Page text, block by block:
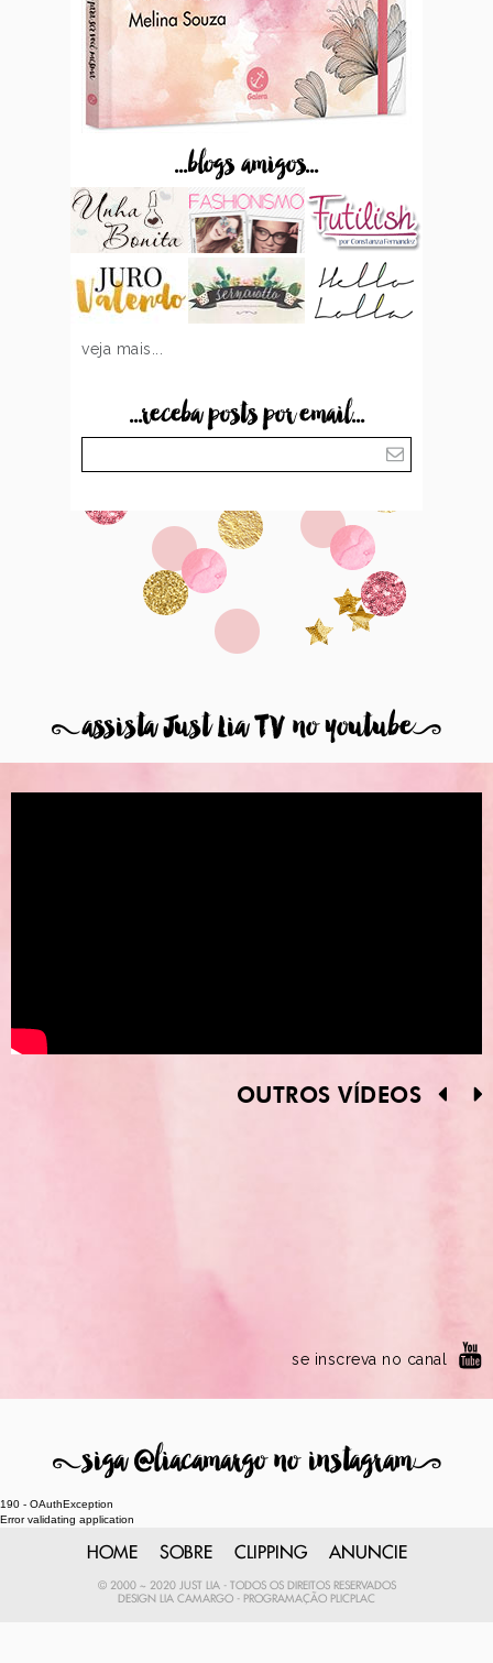
...blogs amigos...
veja mais...
...receba posts por email...
8assista Just Lia TV no youtube9
OUTROS VÍDEOS
se inscreva no canal
8siga @liacamargo no instagram9
190 - OAuthException
Error validating application
HOME SOBRE CLIPPING ANUNCIE
© 2000 ~ 2020 JUST LIA - TODOS OS DIREITOS RESERVADOS
DESIGN
LIA CAMARGO - PROGRAMAÇÃO PLICPLAC